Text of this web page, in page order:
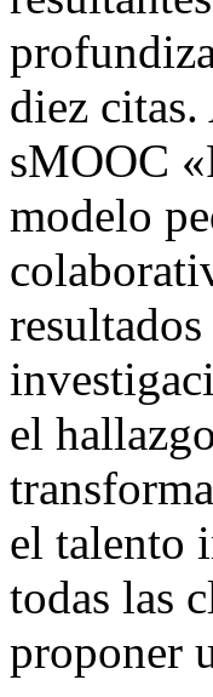
diez citas.
sMOOC
modelo
el
el talento
todas las
proponer